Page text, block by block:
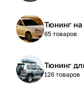
65 товаров
126 товаров